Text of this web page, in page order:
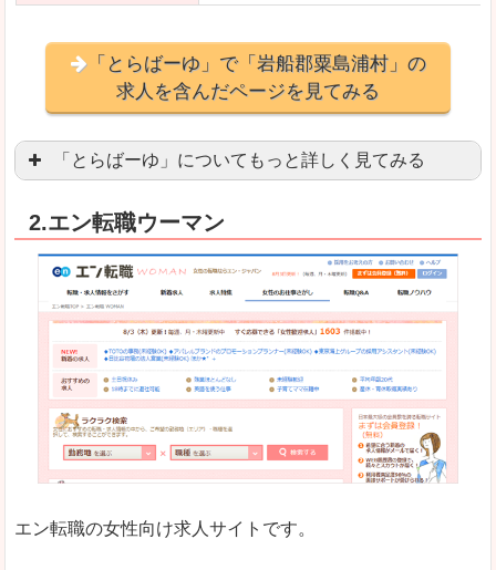
「とらばーゆ」で「岩船郡粟島浦村」の
求人を含んだページを見てみる
「とらばーゆ」についてもっと詳しく見てみる
良いところ
スマホアプリやソーシャルアカウントが充実して
「ファッション・ブランドページ」という検索
悪いところ
事務などのオフィスワークを探している方にとっ
専門性が強い部分があるので、逆に一般的なお仕
とにかく、女性ならではの職種の専門性が高いの
2.エン転職ウーマン
エン転職の女性向け求人サイトです。